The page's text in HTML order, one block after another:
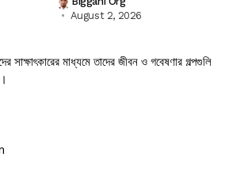
August 2, 2026
সাক্ষাৎকারের মাধ্যমে তাদের জীবন ও গবেষণার গল্পগুলি